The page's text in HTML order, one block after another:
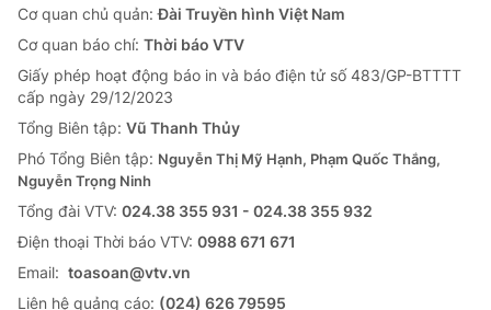
Cơ quan chủ quản:Đài Truyền hình Việt Nam
Cơ quan báo chí: Thời báo VTV
Giấy phép hoạt động báo in và báo điện tử số 483/GP-BTTTT
cấp ngày 29/12/2023
Tổng Biên tập: Vũ Thanh Thủy
Phó Tổng Biên tập: Nguyễn Thị Mỹ Hạnh, Phạm Quốc Thắng,
Nguyễn Trọng Ninh
Tổng đài VTV: 024.38 355 931 - 024.38 355 932
Ðiện thoại Thời báo VTV: 0988 671 671
Email: toasoan@vtv.vn
Liên hệ quảng cáo: (024) 626 79595